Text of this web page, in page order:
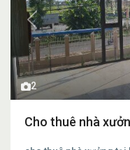
2
Previous
Cho thuê nhà